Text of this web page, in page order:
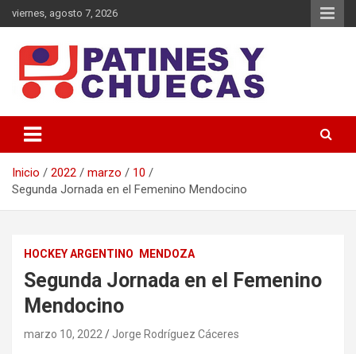
Saltar
al
viernes, agosto 7, 2026
Patines y Chuecas
Inicio 2022 marzo
10
Segunda Jornada en el Femenino Mendocino
HOCKEY ARGENTINO MENDOZA
Segunda Jornada en el Femenino
Mendocino
marzo 10, 2022 Jorge Rodríguez Cáceres